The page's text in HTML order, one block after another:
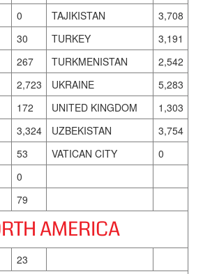
0 TAJIKISTAN
3,708
30 TURKEY
3,191
267 TURKMENISTAN
2,542
2,723 UKRAINE
5,283
172 UNITED KINGDOM
1,303
3,324 UZBEKISTAN
3,754
53 VATICAN CITY
0
0
79
AMERICA
23